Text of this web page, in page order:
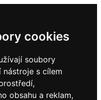
cookies
soubory
s cílem
obsahu a reklam,